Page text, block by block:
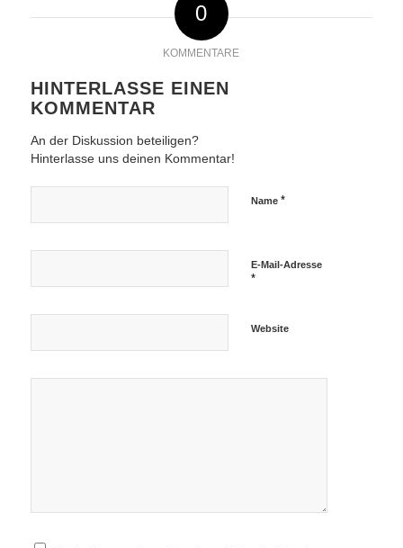
0
KOMMENTARE
HINTERLASSE EINEN
KOMMENTAR
An der Diskussion beteiligen?
Hinterlasse uns deinen Kommentar!
Name *
E-Mail-Adresse
*
Website